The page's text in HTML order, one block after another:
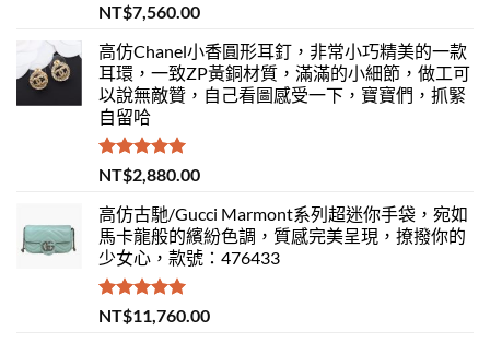
評分 5.00
滿分 5
NT$7,560.00
高仿Chanel小香圓形耳釘，非常小巧精美的一款
耳環，一致ZP黃銅材質，滿滿的小細節，做工可
以說無敵贊，自己看圖感受一下，寶寶們，抓緊
自留哈
評分 5.00
滿分 5
NT$2,880.00
高仿古馳/Gucci Marmont系列超迷你手袋，宛如
馬卡龍般的繽紛色調，質感完美呈現，撩撥你的
少女心，款號：476433
評分5.00
滿分 5
NT$11,760.00